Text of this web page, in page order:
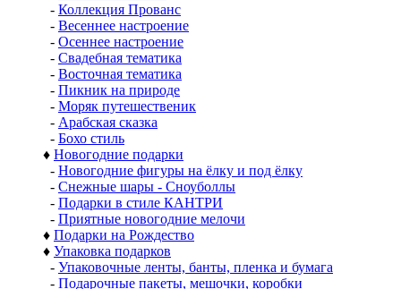
- Коллекция Прованс
- Весеннее настроение
- Осеннее настроение
- Свадебная тематика
- Восточная тематика
- Пикник на природе
- Моряк путешественик
- Арабская сказка
- Бохо стиль
♦ Новогодние подарки
- Новогодние фигуры на ёлку и под ёлку
- Снежные шары - Сноуболлы
- Подарки в стиле КАНТРИ
- Приятные новогодние мелочи
♦ Подарки на Рождество
♦ Упаковка подарков
- Упаковочные ленты, банты, пленка и бумага
- Подарочные пакеты, мешочки, коробки